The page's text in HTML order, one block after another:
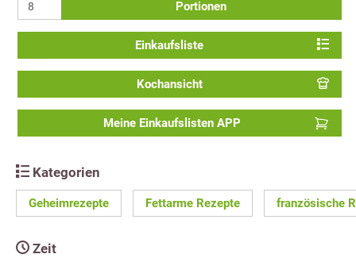
Portionen
Einkaufsliste
Kochansicht
Meine Einkaufslisten APP
Kategorien
Geheimrezepte Fettarme Rezepte französische
Zeit